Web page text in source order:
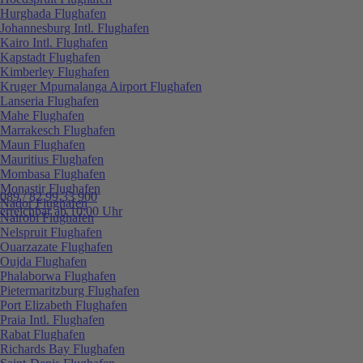
089 / 82 99 33 900
erreichbar ab 10:00 Uhr
Hurghada Flughafen
Johannesburg Intl. Flughafen
Kairo Intl. Flughafen
Kapstadt Flughafen
Kimberley Flughafen
Kruger Mpumalanga Airport Flughafen
Lanseria Flughafen
Mahe Flughafen
Marrakesch Flughafen
Maun Flughafen
Mauritius Flughafen
Mombasa Flughafen
Monastir Flughafen
Nador Flughafen
Nairobi Flughafen
Nelspruit Flughafen
Ouarzazate Flughafen
Oujda Flughafen
Phalaborwa Flughafen
Pietermaritzburg Flughafen
Port Elizabeth Flughafen
Praia Intl. Flughafen
Rabat Flughafen
Richards Bay Flughafen